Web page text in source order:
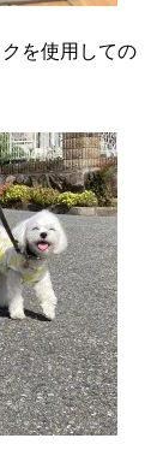
を使用しての